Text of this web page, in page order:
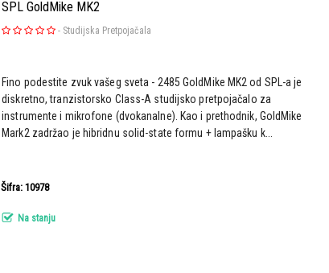
SPL GoldMike MK2
- Studijska Pretpojačala
Fino podestite zvuk vašeg sveta - 2485 GoldMike MK2 od SPL-a je
diskretno, tranzistorsko Class-A studijsko pretpojačalo za
instrumente i mikrofone (dvokanalne). Kao i prethodnik, GoldMike
Mark2 zadržao je hibridnu solid-state formu + lampašku k...
Šifra: 10978
Na stanju